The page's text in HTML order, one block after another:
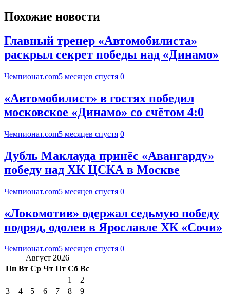
Похожие новости
Главный тренер «Автомобилиста»
раскрыл секрет победы над «Динамо»
Чемпионат.com5 месяцев спустя 0
«Автомобилист» в гостях победил
московское «Динамо» со счётом 4:0
Чемпионат.com5 месяцев спустя 0
Дубль Маклауда принёс «Авангарду»
победу над ХК ЦСКА в Москве
Чемпионат.com5 месяцев спустя 0
«Локомотив» одержал седьмую победу
подряд, одолев в Ярославле ХК «Сочи»
Чемпионат.com5 месяцев спустя 0
Август 2026
Пн Вт Ср Чт Пт Сб Вс
1
2
3
4 5 6 7 8
9